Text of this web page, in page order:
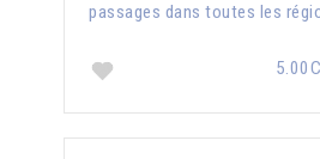
passages dans toutes les